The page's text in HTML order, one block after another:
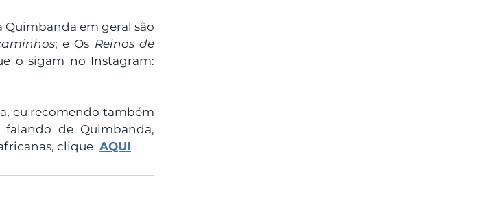
Quimbanda em geral são
; e Os Reinos de
o sigam no Instagram:
eu recomendo também
de Quimbanda,
clique AQUI